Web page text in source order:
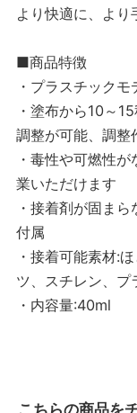
より快適に、より
■商品特徴
・プラスチック
・塗布から10～
調整が可能、調整
・毒性や可燃性
業いただけます
・接着剤が固ま
付属
・接着可能素材:
ツ、スチレン、プ
・内容量:40ml
こちらの商品を